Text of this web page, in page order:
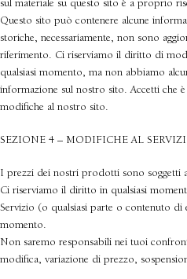
sul materiale su questo sito è a proprio
Questo sito può contenere alcune
storiche, necessariamente, non sono
riferimento. Ci riserviamo il diritto di
qualsiasi momento, ma non abbiamo
informazione sul nostro sito. Accetti che
modifiche al nostro sito.
SEZIONE 4 – MODIFICHE AL
I prezzi dei nostri prodotti sono soggetti
Ci riserviamo il diritto in qualsiasi
Servizio (o qualsiasi parte o contenuto di
momento.
Non saremo responsabili nei tuoi
modifica, variazione di prezzo,